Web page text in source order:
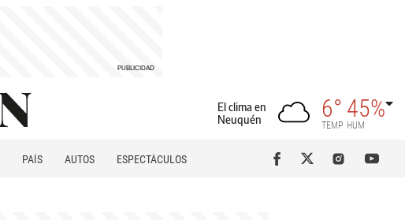
El clima en
Neuquén
6°
TEMP
45%
HUM
PAÍS AUTOS
ESPECTÁCULOS